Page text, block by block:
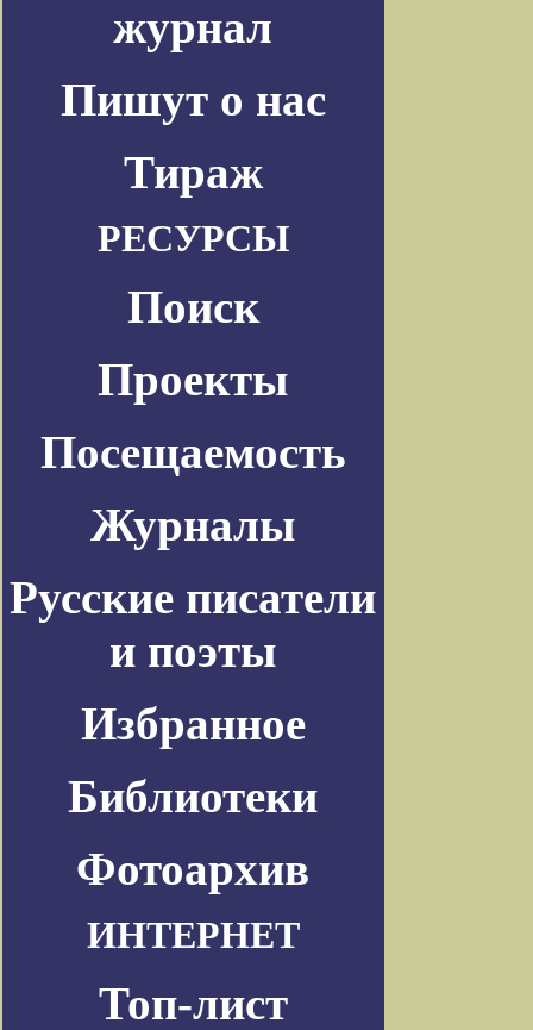
журнал
Пишут о нас
Тираж
РЕСУРСЫ
Поиск
Проекты
Посещаемость
Журналы
Русские писатели
и поэты
Избранное
Библиотеки
Фотоархив
ИНТЕРНЕТ
Топ-лист